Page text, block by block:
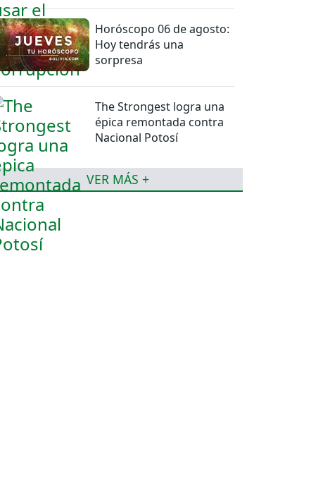
Horóscopo 06 de agosto:
Hoy tendrás una
sorpresa
The Strongest logra una
épica remontada contra
Nacional Potosí
VER MÁS +